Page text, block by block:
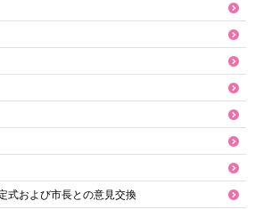
式および市長との意見交換